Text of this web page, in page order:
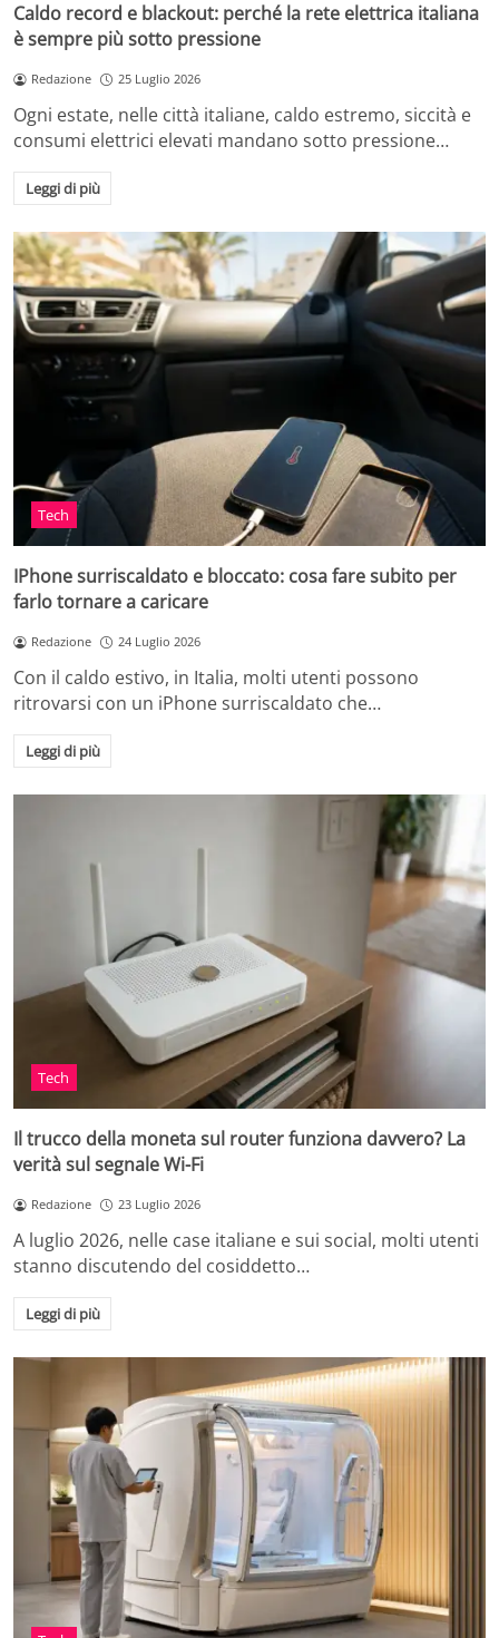
Caldo record e blackout: perché la rete elettrica italiana
è sempre più sotto pressione
Redazione 25 Luglio 2026
Ogni estate, nelle città italiane, caldo estremo, siccità e
consumi elettrici elevati mandano sotto pressione…
Leggi di più
Tech
IPhone surriscaldato e bloccato: cosa fare subito per
farlo tornare a caricare
Redazione 24 Luglio 2026
Con il caldo estivo, in Italia, molti utenti possono
ritrovarsi con un iPhone surriscaldato che…
Leggi di più
Tech
Il trucco della moneta sul router funziona davvero? La
verità sul segnale Wi-Fi
Redazione 23 Luglio 2026
A luglio 2026, nelle case italiane e sui social, molti utenti
stanno discutendo del cosiddetto…
Leggi di più